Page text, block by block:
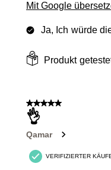
Mit Google
Ja, Ich würde
Produkt
5 von 5 Sternen.
👌
Qamar
VERIFIZIERTER